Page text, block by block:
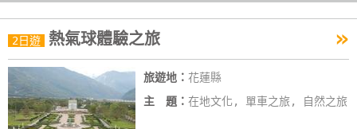
2日遊 熱氣球體驗之旅 »
旅遊地： 花蓮縣
主 題： 在地文化, 單車之旅, 自然之旅